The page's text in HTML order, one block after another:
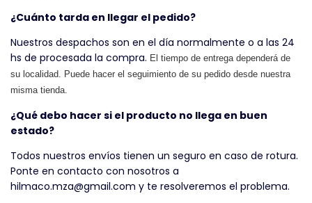
¿Cuánto tarda en llegar el pedido?
Nuestros despachos son en el día normalmente o a las 24
hs de procesada la compra. El tiempo de entrega dependerá de
su localidad. Puede hacer el seguimiento de su pedido desde nuestra
misma tienda.
¿Qué debo hacer si el producto no llega en buen
estado?
Todos nuestros envíos tienen un seguro en caso de rotura.
Ponte en contacto con nosotros a
hilmaco.mza@gmail.com y te resolveremos el problema.